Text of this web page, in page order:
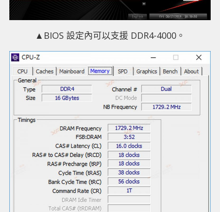
▲BIOS 設定內可以支援 DDR4-4000。